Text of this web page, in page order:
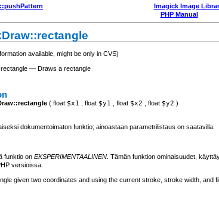
Imagick Image
PHP Manual
available, might be only in CVS)
— Draws a rectangle
( float $x1 float $y1 float $x2 float $y2 )
dokumentoimaton funktio; ainoastaan parametrilistaus on saatavilla.
funktio on EKSPERIMENTAALINEN . Tämän funktion ominaisuudet,
versioissa.
given two coordinates and using the current stroke, stroke width, and